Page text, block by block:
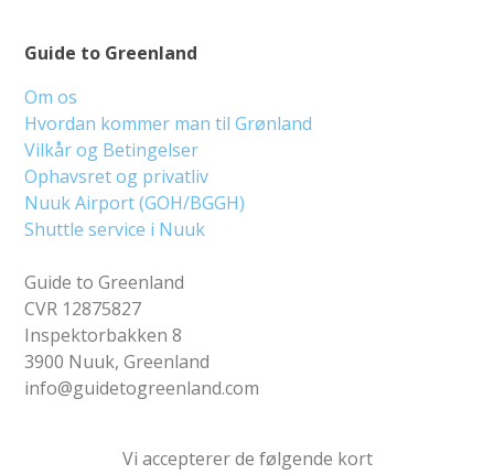
Guide to Greenland
Om os
Hvordan kommer man til Grønland
Vilkår og Betingelser
Ophavsret og privatliv
Nuuk Airport (GOH/BGGH)
Shuttle service i Nuuk
Guide to Greenland
CVR 12875827
Inspektorbakken 8
3900 Nuuk, Greenland
info@guidetogreenland.com
Vi accepterer de følgende kort